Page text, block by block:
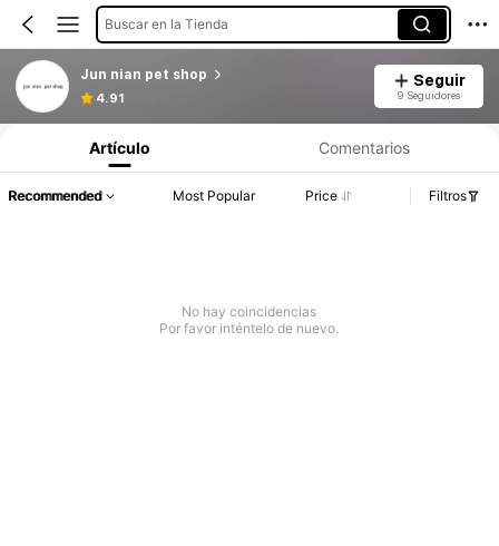
Buscar en la Tienda
Jun nian pet shop
4.91
Seguir
9 Seguidores
Artículo Comentarios
Recommended Most Popular Price Filtros
No hay coincidencias
Por favor inténtelo de nuevo.